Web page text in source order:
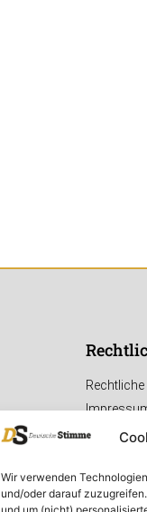
Wir verwenden
und/oder darauf